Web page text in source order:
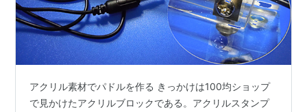
アクリル素材でパドルを作る きっかけは100均ショップ
で見かけたアクリルブロックである。アクリルスタンプ